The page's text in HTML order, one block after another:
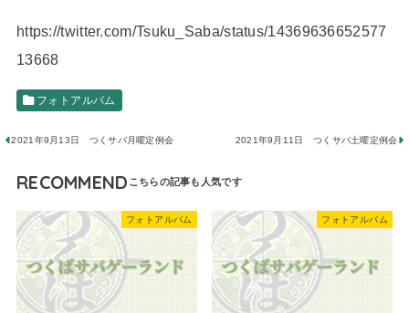
https://twitter.com/Tsuku_Saba/status/14369636652577
13668
フォトアルバム
2021年9月13日 つくサバ月曜定例会 2021年9月11日 つくサバ土曜定例会
RECOMMEND
フォトアルバム フォトアルバム